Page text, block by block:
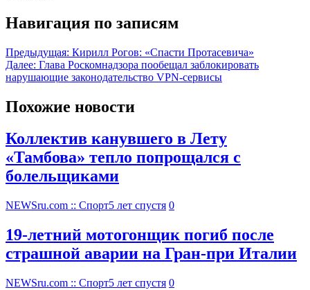
Навигация по записям
Предыдущая: Кирилл Рогов: «Спасти Протасевича»
Далее: Глава Роскомнадзора пообещал заблокировать
нарушающие законодательство VPN-сервисы
Похожие новости
Коллектив канувшего в Лету
«Тамбова» тепло попрощался с
болельщиками
NEWSru.com :: Спорт5 лет спустя 0
19-летний мотогонщик погиб после
страшной аварии на Гран-при Италии
NEWSru.com :: Спорт5 лет спустя 0